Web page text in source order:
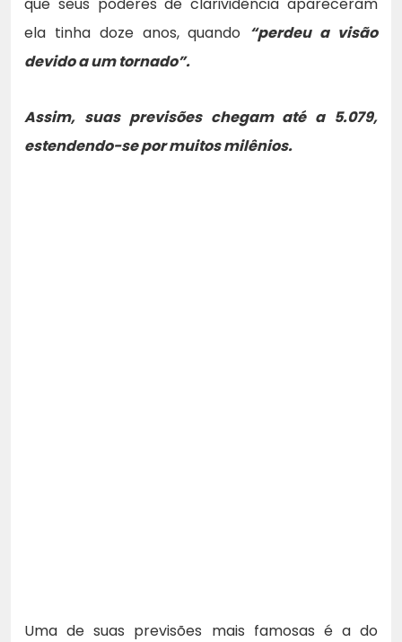
ela tinha doze anos, quando “perdeu a visão
devido a um tornado”.
Assim, suas previsões chegam até a 5.079,
estendendo-se por muitos milênios.
Uma de suas previsões mais famosas é a do